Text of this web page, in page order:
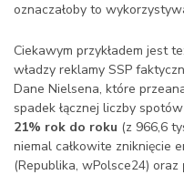
oznaczałoby to
Ciekawym przykładem jest
władzy reklamy SSP
Dane Nielsena, które
spadek łącznej liczby
21% rok do roku (z 966,6
niemal całkowite zniknięcie
(Republika, wPolsce24) oraz